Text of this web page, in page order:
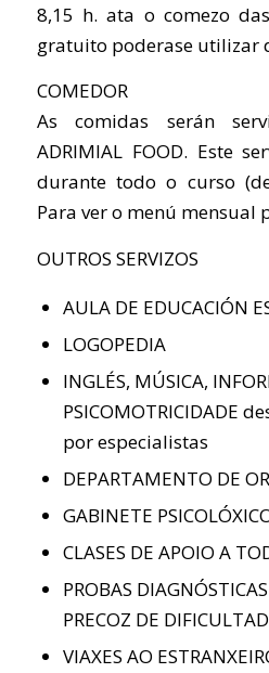
8,15 h. ata o comezo
gratuito poderase utilizar
COMEDOR
As comidas serán
ADRIMIAL FOOD. Este
durante todo o curso
Para ver o menú mensual
OUTROS SERVIZOS
AULA DE EDUCACIÓN
LOGOPEDIA
INGLÉS, MÚSICA,
PSICOMOTRICIDADE
por especialistas
DEPARTAMENTO DE
GABINETE
CLASES DE APOIO A
PROBAS
PRECOZ DE
VIAXES AO